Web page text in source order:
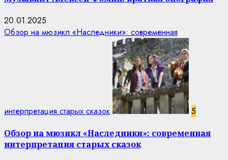
20.01.2025
Обзор на мюзикл «Наследники»: современная
интерпретация старых сказок 5
Обзор на мюзикл «Наследники»: современная
интерпретация старых сказок